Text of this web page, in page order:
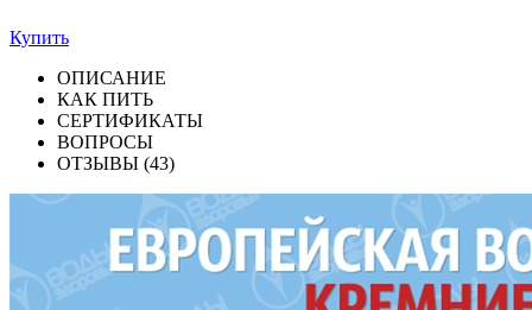
Купить
ОПИСАНИЕ
КАК ПИТЬ
СЕРТИФИКАТЫ
ВОПРОСЫ
ОТЗЫВЫ (43)